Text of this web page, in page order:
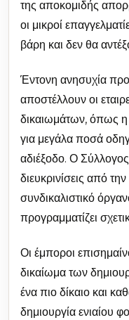
της αποκομιδής
οι μικροί
βάρη και δεν θα
Έντονη ανησυχία
αποστέλλουν οι
δικαιωμάτων, όπως η
για μεγάλα ποσά
αδιέξοδο. Ο Σύλλογος
διευκρινίσεις από
συνδικαλιστικό
προγραμματίζει
Οι έμποροι
δικαίωμα των
ένα πιο δίκαιο και
δημιουργία ενιαίου